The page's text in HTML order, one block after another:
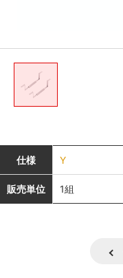
仕様
Y
販売単位 1組